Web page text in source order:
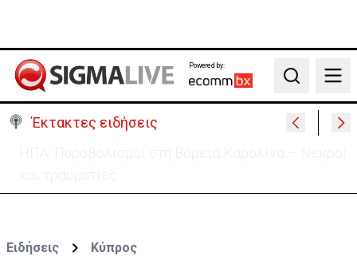
Powered by:
Search
Έκτακτες ειδήσεις
Ειδήσεις Κύπρος